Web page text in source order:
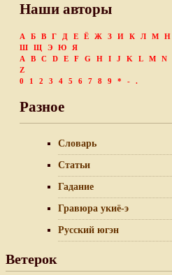
Наши авторы
А Б В Г Д Е Ё Ж З И К Л М Н
Ш
Щ Э Ю
Я
A
B C D E F G H I J K L M N
Z
0
1 2 3 4 5 6 7 8 9 * - .
Разное
Словарь
Статьи
Гадание
Гравюра укиё-э
Русский югэн
Ветерок